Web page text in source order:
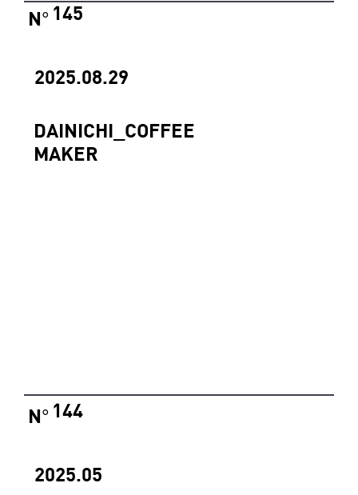
2025.08.29
DAINICHI_COFFEE
MAKER
145
N°
2025.05
144
N°